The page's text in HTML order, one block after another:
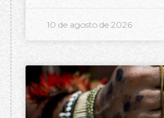
10 de agosto de 2026